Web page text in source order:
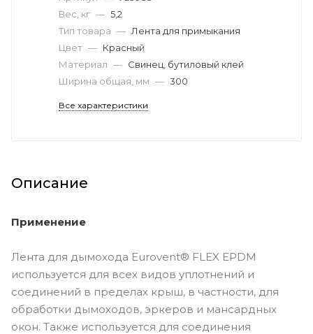
Вес, кг — 5,2
Тип товара — Лента для примыкания
Цвет — Красный
Материал — Свинец, бутиловый клей
Ширина общая, мм — 300
Все характеристики
Описание
Применение
Лента для дымохода Eurovent® FLEX EPDM
используется для всех видов уплотнений и
соединений в пределах крыш, в частности, для
обработки дымоходов, эркеров и мансардных
окон. Также используется для соединения